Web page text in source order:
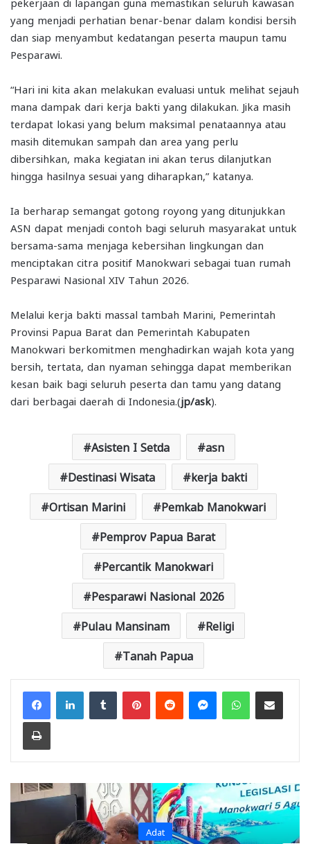
yang menjadi perhatian benar-benar dalam kondisi bersih
dan siap menyambut kedatangan peserta maupun tamu
Pesparawi.
“Hari ini kita akan melakukan evaluasi untuk melihat sejauh
mana dampak dari kerja bakti yang dilakukan. Jika masih
terdapat lokasi yang belum maksimal penataannya atau
masih ditemukan sampah dan area yang perlu
dibersihkan, maka kegiatan ini akan terus dilanjutkan
hingga hasilnya sesuai yang diharapkan,” katanya.
Ia berharap semangat gotong royong yang ditunjukkan
ASN dapat menjadi contoh bagi seluruh masyarakat untuk
bersama-sama menjaga kebersihan lingkungan dan
menciptakan citra positif Manokwari sebagai tuan rumah
Pesparawi Nasional XIV Tahun 2026.
Melalui kerja bakti massal tambah Marini, Pemerintah
Provinsi Papua Barat dan Pemerintah Kabupaten
Manokwari berkomitmen menghadirkan wajah kota yang
bersih, tertata, dan nyaman sehingga dapat memberikan
kesan baik bagi seluruh peserta dan tamu yang datang
dari berbagai daerah di Indonesia.(jp/ask).
Asisten I Setda asn
Destinasi Wisata kerja bakti
Ortisan Marini Pemkab Manokwari
Pemprov Papua Barat
Percantik Manokwari
Pesparawi Nasional 2026
Pulau Mansinam Religi
Tanah Papua
FacebookLinkedInTumblr PinterestReddit MessengerWhatsAppShare via Email
Print
Adat